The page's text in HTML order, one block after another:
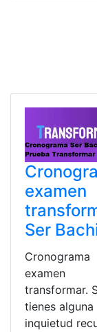
examen
Ser
Cronograma
examen
transformar.
tienes alguna
inquietud